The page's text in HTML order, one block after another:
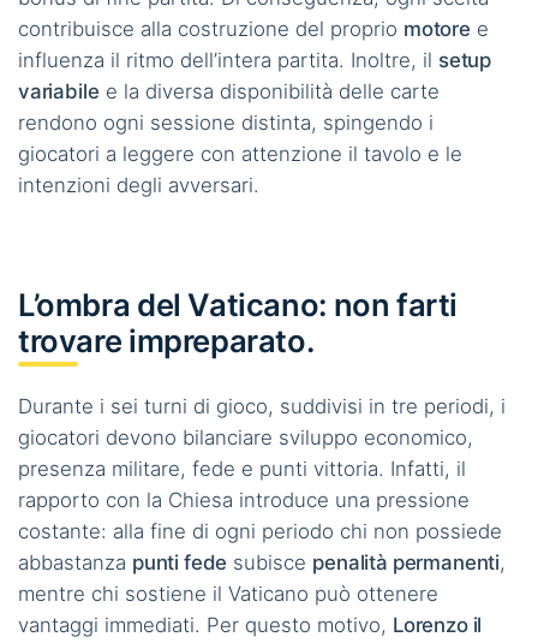
contribuisce alla costruzione del proprio motore e
influenza il ritmo dell’intera partita. Inoltre, il setup
variabile e la diversa disponibilità delle carte
rendono ogni sessione distinta, spingendo i
giocatori a leggere con attenzione il tavolo e le
intenzioni degli avversari.
L’ombra del Vaticano: non farti
trovare impreparato.
Durante i sei turni di gioco, suddivisi in tre periodi, i
giocatori devono bilanciare sviluppo economico,
presenza militare, fede e punti vittoria. Infatti, il
rapporto con la Chiesa introduce una pressione
costante: alla fine di ogni periodo chi non possiede
abbastanza punti fede subisce penalità permanenti,
mentre chi sostiene il Vaticano può ottenere
vantaggi immediati. Per questo motivo, Lorenzo il